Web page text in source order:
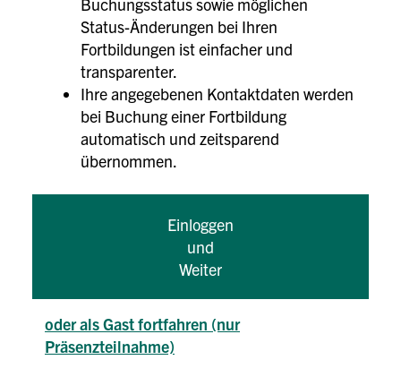
Status-Änderungen bei Ihren
Fortbildungen ist einfacher und
transparenter.
Ihre angegebenen Kontaktdaten werden
bei Buchung einer Fortbildung
automatisch und zeitsparend
übernommen.
Einloggen
und
Weiter
oder als Gast fortfahren (nur
Präsenzteilnahme)